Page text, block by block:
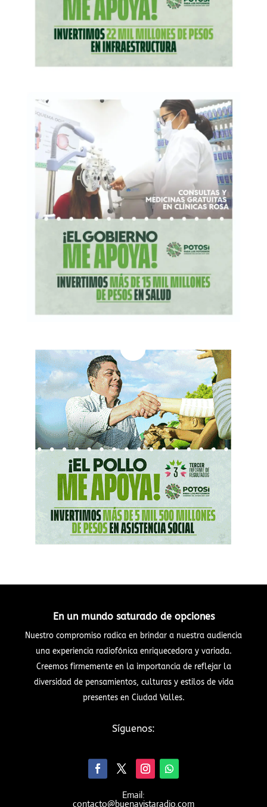
En un mundo saturado de opciones
Nuestro compromiso radica en brindar a nuestra audiencia
una experiencia radiofónica enriquecedora y variada.
Creemos firmemente en la importancia de reflejar la
diversidad de pensamientos, culturas y estilos de vida
presentes en Ciudad Valles.
Síguenos:
Email:
contacto@buenavistaradio.com